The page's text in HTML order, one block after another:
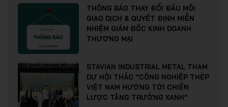
THÔNG BÁO THAY ĐỔI ĐẦU MỐI
GIAO DỊCH & QUYẾT ĐỊNH MIỄN
NHIỆM GIÁM ĐỐC KINH DOANH
THƯƠNG MẠI
STAVIAN INDUSTRIAL METAL THAM
DỰ HỘI THẢO “CÔNG NGHIỆP THÉP
VIỆT NAM HƯỚNG TỚI CHIẾN
LƯỢC TĂNG TRƯỞNG XANH”